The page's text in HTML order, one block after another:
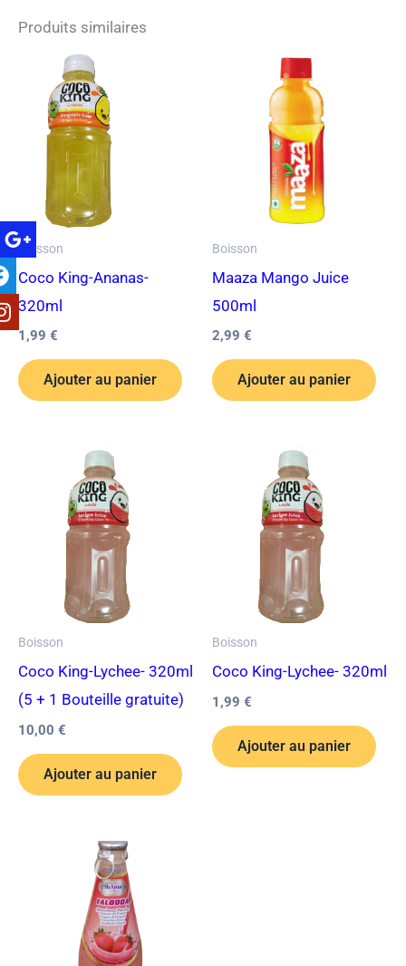
Produits similaires
Boisson
Coco King-Ananas-
320ml
1,99 €
Ajouter au panier
Boisson
Maaza Mango Juice
500ml
2,99 €
Ajouter au panier
Boisson
Coco King-Lychee- 320ml
(5 + 1 Bouteille gratuite)
10,00 €
Ajouter au panier
Boisson
Coco King-Lychee- 320ml
1,99 €
Ajouter au panier